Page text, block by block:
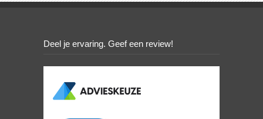
Deel je ervaring. Geef een review!